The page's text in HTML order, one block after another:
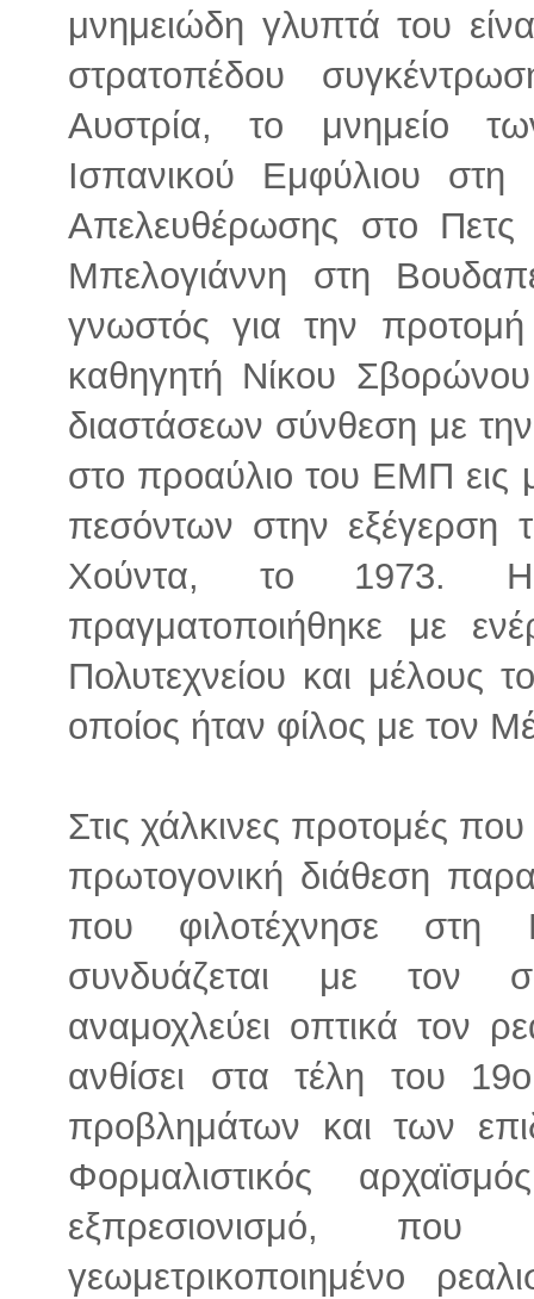
μνημειώδη γλυπτά του
στρατοπέδου
Αυστρία, το μνημείο
Ισπανικού Εμφύλιου
Απελευθέρωσης στο Πετς
Μπελογιάννη στη
γνωστός για την προτομή
καθηγητή Νίκου
διαστάσεων σύνθεση με την
στο προαύλιο του ΕΜΠ εις
πεσόντων στην εξέγερση
Χούντα, το 1973. Η
πραγματοποιήθηκε με
Πολυτεχνείου και
οποίος ήταν φίλος με τον
Στις χάλκινες προτομές
πρωτογονική διάθεση
που φιλοτέχνησε στη
συνδυάζεται με τον
αναμοχλεύει οπτικά τον
ανθίσει στα τέλη του
προβλημάτων και των
Φορμαλιστικός
εξπρεσιονισμό, που
γεωμετρικοποιημένο